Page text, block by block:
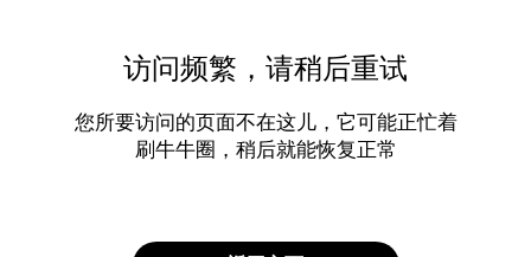
访问频繁，请稍后重试
您所要访问的页面不在这儿，它可能正忙着
刷牛牛圈，稍后就能恢复正常